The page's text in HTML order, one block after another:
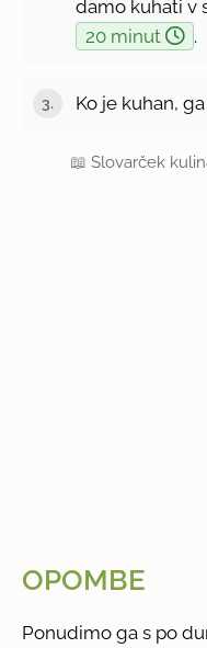
damo kuhati v
20 minut
.
Ko je kuhan,
📖Slovarček
OPOMBE
Ponudimo ga s po